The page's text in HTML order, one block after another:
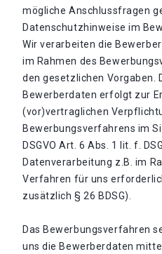
mögliche Anschlussfragen
Datenschutzhinweise im
Wir verarbeiten die
im Rahmen des
den gesetzlichen Vorgaben.
Bewerberdaten erfolgt zur
(vor)vertraglichen
Bewerbungsverfahrens im
DSGVO Art. 6 Abs. 1 lit. f.
Datenverarbeitung z.B. im
Verfahren für uns
zusätzlich § 26 BDSG).
Das Bewerbungsverfahren
uns die Bewerberdaten